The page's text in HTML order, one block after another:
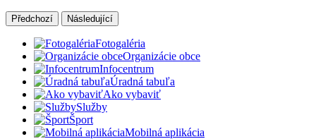
Předchozí Následující
Fotogaléria
Organizácie obce
Infocentrum
Úradná tabuľa
Ako vybaviť
Služby
Šport
Mobilná aplikácia